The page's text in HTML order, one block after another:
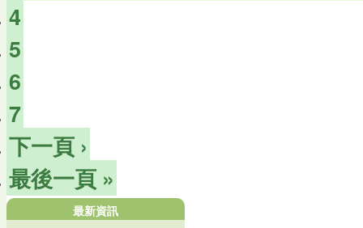
4
5
6
7
下一頁 ›
最後一頁 »
最新資訊